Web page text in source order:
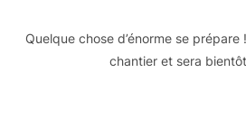
Quelque chose d’énorme se
chantier et sera